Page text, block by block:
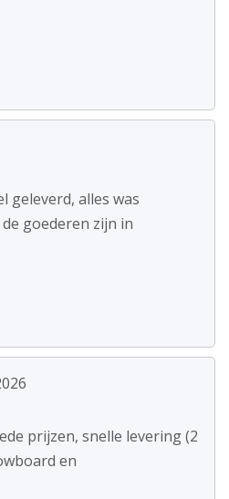
geleverd, alles was
goederen zijn in
prijzen, snelle levering (2
en